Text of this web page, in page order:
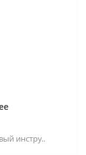
инстру..